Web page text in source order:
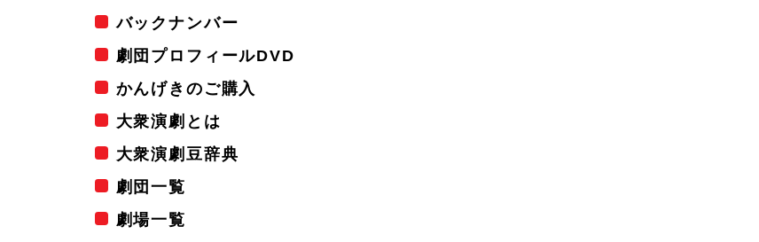
バックナンバー
劇団プロフィールDVD
かんげきのご購入
大衆演劇とは
大衆演劇豆辞典
劇団一覧
劇場一覧